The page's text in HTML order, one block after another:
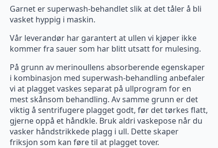
Garnet er superwash-behandlet slik at det tåler å bli
vasket hyppig i maskin.
Vår leverandør har garantert at ullen vi kjøper ikke
kommer fra sauer som har blitt utsatt for mulesing.
På grunn av merinoullens absorberende egenskaper
i kombinasjon med superwash-behandling anbefaler
vi at plagget vaskes separat på ullprogram for en
mest skånsom behandling. Av samme grunn er det
viktig å sentrifugere plagget godt, før det tørkes flatt,
gjerne oppå et håndkle. Bruk aldri vaskepose når du
vasker håndstrikkede plagg i ull. Dette skaper
friksjon som kan føre til at plagget tover.